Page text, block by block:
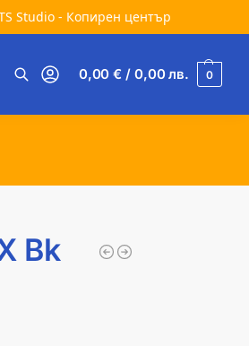
Studio - Копирен център
0,00€ / 0,00лв. 0
Bk